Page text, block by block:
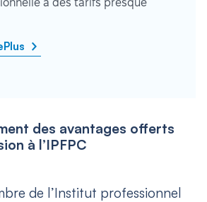
à des tarifs presque
des avantages offerts
à l’IPFPC
de l’Institut professionnel